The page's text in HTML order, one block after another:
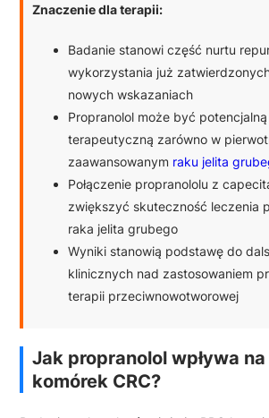
Znaczenie dla terapii:
Badanie stanowi część nurtu
wykorzystania już
nowych wskazaniach
Propranolol może być
terapeutyczną zarówno w
zaawansowanym raku jelita
Połączenie propranololu z
zwiększyć skuteczność leczenia
raka jelita grubego
Wyniki stanowią podstawę do
klinicznych nad zastosowaniem
terapii przeciwnowotworowej
Jak propranolol wpływa
komórek CRC?